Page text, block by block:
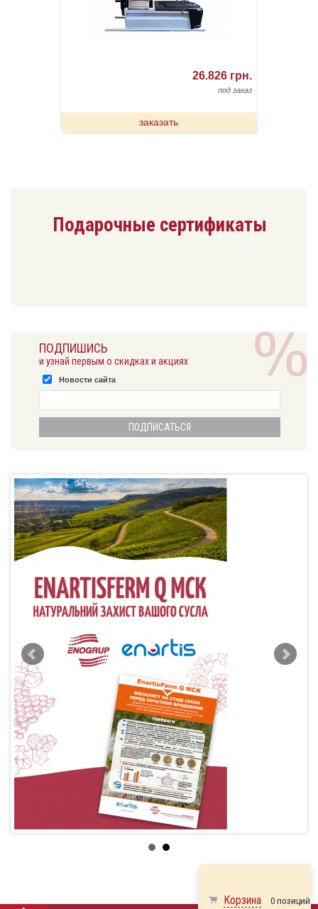
26.826 грн.
под заказ
заказать
Подарочные сертификаты
ПОДПИШИСЬ
и узнай первым о скидках и акциях
Новости сайта
Корзина 0 позиций